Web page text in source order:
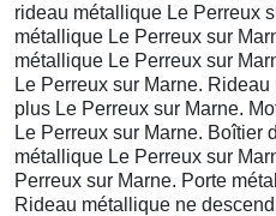
rideau métallique Le Perreux
métallique Le Perreux sur
métallique Le Perreux sur
Le Perreux sur Marne.
plus Le Perreux sur Marne.
Le Perreux sur Marne. Boîtier
métallique Le Perreux sur
Perreux sur Marne. Porte
Rideau métallique ne